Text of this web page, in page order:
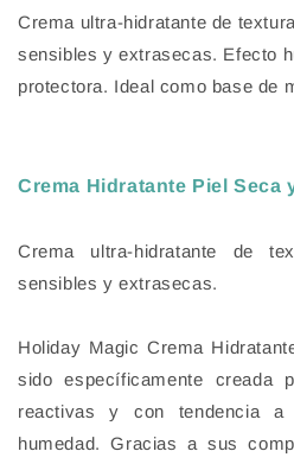
modal
Crema ultra-hidratante de
sensibles y extrasecas. Efecto
protectora. Ideal como base de
Crema Hidratante Piel Seca
Crema ultra-hidratante de
sensibles y extrasecas.
Holiday Magic Crema
sido específicamente creada
reactivas y con tendencia
humedad. Gracias a sus